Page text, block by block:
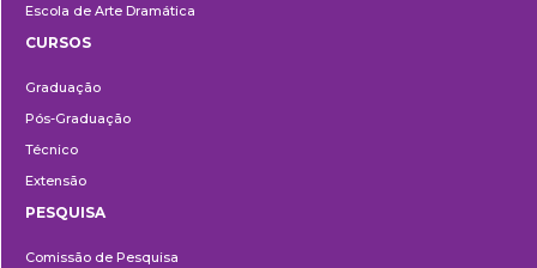
Escola de Arte Dramática
CURSOS
Graduação
Pós-Graduação
Técnico
Extensão
PESQUISA
Comissão de Pesquisa